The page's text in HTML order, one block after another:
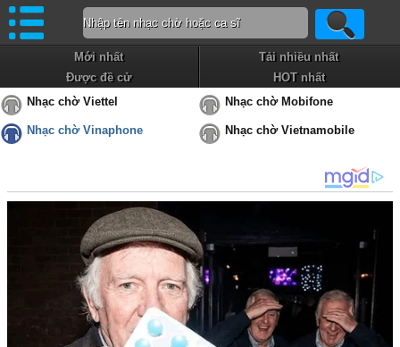
Mới nhất
Tải nhiều nhất
Được đề cử
HOT nhất
Nhạc chờ Viettel
Nhạc chờ Mobifone
Nhạc chờ Vinaphone Nhạc chờ Vietnamobile